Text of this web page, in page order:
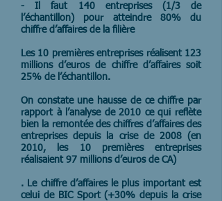
- Il faut 140 entreprises (1/3 de
l’échantillon) pour atteindre 80% du
chiffre d’affaires de la filière
Les 10 premières entreprises réalisent 123
millions d’euros de chiffre d’affaires soit
25% de l’échantillon.
On constate une hausse de ce chiffre par
rapport à l’analyse de 2010 ce qui reflète
bien la remontée des chiffres d’affaires des
entreprises depuis la crise de 2008 (en
2010, les 10 premières entreprises
réalisaient 97 millions d’euros de CA)
. Le chiffre d’affaires le plus important est
celui de BIC Sport (+30% depuis la crise